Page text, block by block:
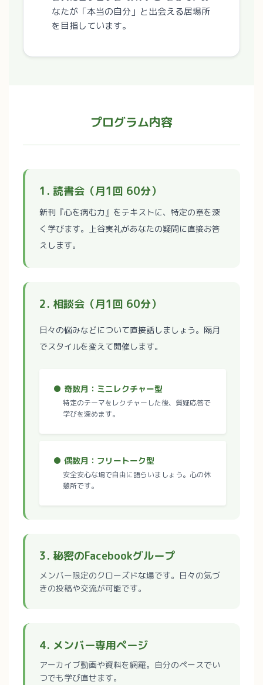
なたが「本当の自分」と出会える居場所
を目指しています。
プログラム内容
1. 読書会（月1回 60分）
新刊『心を病む力』をテキストに、特定の章を深
く学びます。上谷実礼があなたの疑問に直接お答
えします。
2. 相談会（月1回 60分）
日々の悩みなどについて直接話しましょう。隔月
でスタイルを変えて開催します。
● 奇数月：ミニレクチャー型
特定のテーマをレクチャーした後、質疑応答で
学びを深めます。
● 偶数月：フリートーク型
安全安心な場で自由に語らいましょう。心の休
憩所です。
3. 秘密のFacebookグループ
メンバー限定のクローズドな場です。日々の気づ
きの投稿や交流が可能です。
4. メンバー専用ページ
アーカイブ動画や資料を網羅。自分のペースでい
つでも学び直せます。